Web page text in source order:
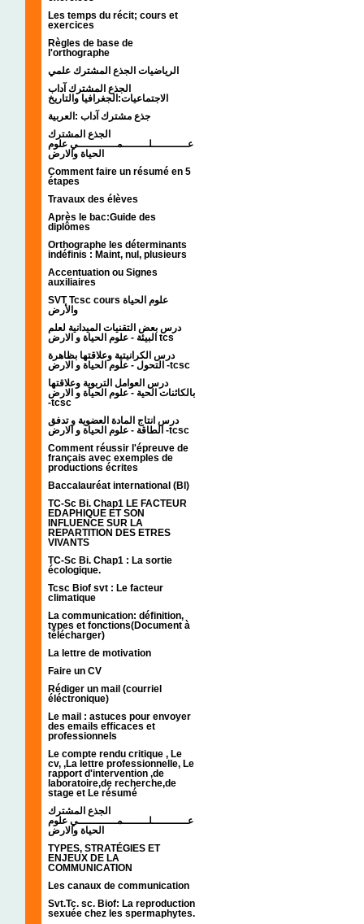
Les temps du récit; cours et
exercices
Règles de base de
l'orthographe
الرياضيات الجذع المشترك علمي
الجذع المشترك آداب
الاجتماعيات:الجغرافيا والتاريخ
جذع مشترك آداب :العربية
الجذع المشترك
عـــــــــــلــــــــمــــــــــــي علوم
الحياة والارض
Comment faire un résumé en 5
étapes
Travaux des élèves
Après le bac:Guide des
diplômes
Orthographe les déterminants
indéfinis : Maint, nul, plusieurs
Accentuation ou Signes
auxiliaires
SVT Tcsc cours علوم الحياة
والأرض
درس بعض التقنيات الميدانية لعلم
البيئة - علوم الحياة و الارض tcs
درس الكرانيتية وعلاقتها بظاهرة
التحول - علوم الحياة و الارض -tcsc
درس العوامل التربوية وعلاقتها
بالكائنات الحية - علوم الحياة و الارض
-tcsc
درس انتاج المادة العضوية و تدفق
الطاقة - علوم الحياة و الارض -tcsc
Comment réussir l'épreuve de
français avec exemples de
productions écrites
Baccalauréat international (BI)
TC-Sc Bi. Chap1 LE FACTEUR
EDAPHIQUE ET SON
INFLUENCE SUR LA
REPARTITION DES ETRES
VIVANTS
TC-Sc Bi. Chap1 : La sortie
écologique.
Tcsc Biof svt : Le facteur
climatique
La communication: définition,
types et fonctions(Document à
télécharger)
La lettre de motivation
Faire un CV
Rédiger un mail (courriel
éléctronique)
Le mail : astuces pour envoyer
des emails efficaces et
professionnels
Le compte rendu critique , Le
cv, ,La lettre professionnelle, Le
rapport d'intervention ,de
laboratoire,de recherche,de
stage et Le résumé
الجذع المشترك
عـــــــــــلــــــــمــــــــــــي علوم
الحياة والارض
TYPES, STRATÉGIES ET
ENJEUX DE LA
COMMUNICATION
Les canaux de communication
Svt.Tc. sc. Biof: La reproduction
sexuée chez les spermaphytes.